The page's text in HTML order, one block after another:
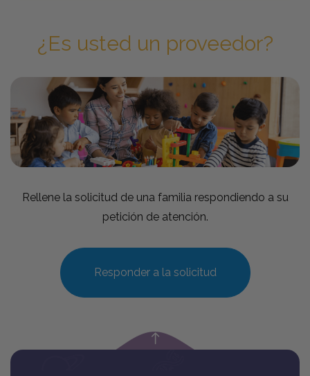
¿Es usted un proveedor?
Rellene la solicitud de una familia respondiendo a su
petición de atención.
Responder a la solicitud